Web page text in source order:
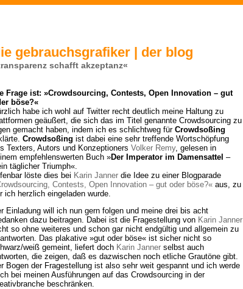
gebrauchsgrafiker | der blog
schafft akzeptanz«
Frage ist: »Crowdsourcing, Contests, Open Innovation – gut
böse?«
habe ich wohl auf Twitter recht deutlich meine Haltung zu
geäußert, die sich das im Titel genannte Crowdsourcing zu
gemacht haben, indem ich es schlichtweg für Crowdsoßing
Crowdsoßing ist dabei eine sehr treffende Wortschöpfung
Texters, Autors und Konzeptioners Volker Remy, gelesen in
empfehlenswerten Buch »Der Imperator im Damensattel –
täglicher Triumph«.
löste dies bei Karin Janner die Idee zu einer Blogparade
Contests, Open Innovation – gut oder böse?« aus, zu
ich herzlich eingeladen wurde.
Einladung will ich nun gern folgen und meine drei bis acht
dazu beitragen. Dabei ist die Fragestellung von Karin Janner
so ohne weiteres und schon gar nicht endgültig und allgemein zu
Das plakative »gut oder böse« ist sicher nicht so
weiß gemeint, liefert doch Karin Janner selbst auch
die zeigen, daß es dazwischen noch etliche Grautöne gibt.
Bogen der Fragestellung ist also sehr weit gespannt und ich werde
bei meinen Ausführungen auf das Crowdsourcing in der
beschränken.